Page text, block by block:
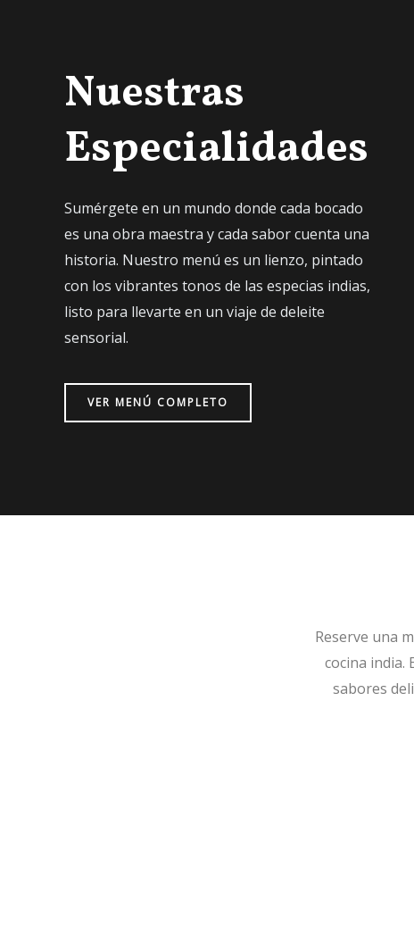
Nuestras
Especialidades
Sumérgete en un mundo donde cada bocado
es una obra maestra y cada sabor cuenta una
historia. Nuestro menú es un lienzo, pintado
con los vibrantes tonos de las especias indias,
listo para llevarte en un viaje de deleite
sensorial.
VER MENÚ COMPLETO
Reserve una
cocina india.
sabores